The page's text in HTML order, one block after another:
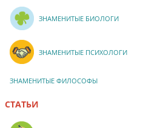
ЗНАМЕНИТЫЕ БИОЛОГИ
ЗНАМЕНИТЫЕ ПСИХОЛОГИ
ЗНАМЕНИТЫЕ ФИЛОСОФЫ
СТАТЬИ